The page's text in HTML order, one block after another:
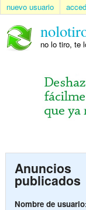
nuevo usuario
no lo tiro, te
Anuncios
publicados
Nombre de